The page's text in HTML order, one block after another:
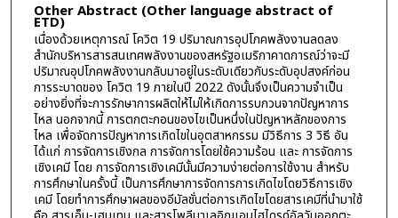
Other Abstract (Other language abstract of
ETD)
เนื่องด้วยเหตุการณ์ โควิต 19 ปริมาณการอุปโภคพลังงานลดลง
สำนักบริหารสารสนเทศพลังงานของสหรัฐอเมริกาคาดการณ์ว่าจะมี
ปริมาณอุปโภคพลังงานกลับมาอยู่ในระดับเดียวกับระดับอุปสงค์ก่อน
การระบาดของ โควิต 19 ภายในปี 2022 ดังนั้นจึงเป็นความจำเป็น
อย่างยิ่งที่จะการรักษาการผลิตให้ไม่ให้เกิดการรบกวนจากปัญหาการ
ไหล นอกจากนี้ การตกตะกอนของไขเป็นหนึ่งในปัญหาหลักของการ
ไหล เพื่อจัดการปัญหาการเกิดไขในอุตสาหกรรม มีวิธีการ 3 วิธี อัน
ได้แก่ การจัดการเชิงกล การจัดการโดยใช้ความร้อน และ การจัดการ
เชิงเคมี โดย การจัดการเชิงเคมีนั้นมีความง่ายต่อการใช้งาน สำหรับ
การศึกษาในครั้งนี้ เป็นการศึกษาการจัดการการเกิดไขโดยวิธีการเชิง
เคมี โดยทำการศึกษาผลของอีมัลชั่นต่อการเกิดไขโดยสารเคมีที่นำมาใช้